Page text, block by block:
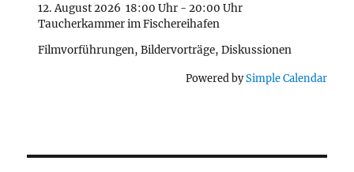
12. August 2026 18:00 Uhr -20:00 Uhr
Taucherkammer im Fischereihafen
Filmvorführungen, Bildervorträge, Diskussionen
Powered bySimple Calendar